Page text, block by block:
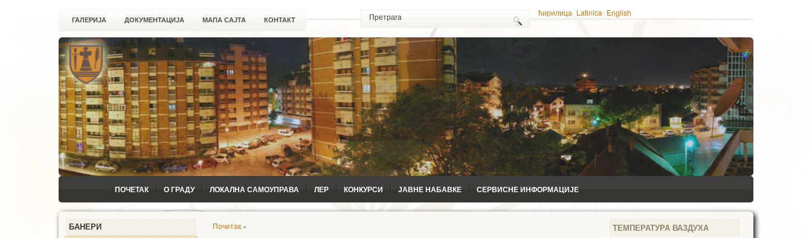
ГАЛЕРИЈА ДОКУМЕНТАЦИЈА МАПА САЈТА КОНТАКТ
ћирилица Latinica English
ПОЧЕТАК О ГРАДУ ЛОКАЛНА САМОУПРАВА ЛЕР КОНКУРСИ ЈАВНЕ НАБАВКЕ СЕРВИСНЕ ИНФОРМАЦИЈЕ
БАНЕРИ Почетак » ТЕМПЕРАТУРА ВАЗДУХА